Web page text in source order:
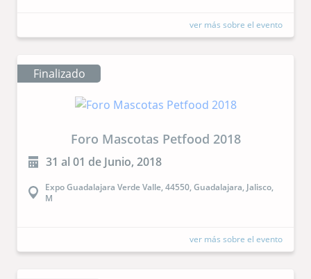
ver más sobre el evento
Finalizado
Foro Mascotas Petfood 2018
31 al 01 de Junio, 2018
Expo Guadalajara Verde Valle, 44550, Guadalajara, Jalisco,
M
ver más sobre el evento